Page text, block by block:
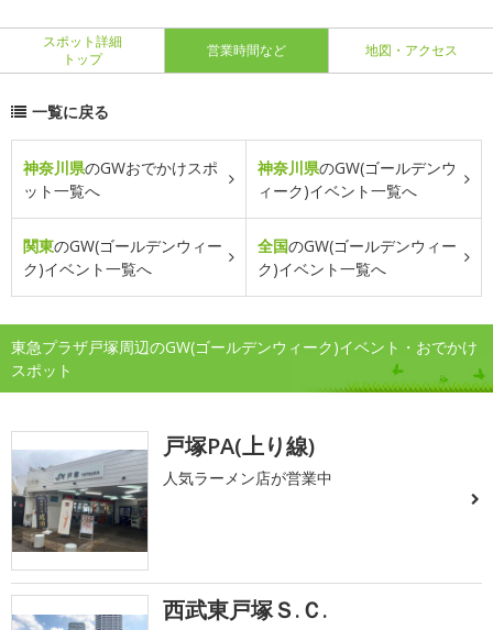
スポット詳細
トップ
営業時間など 地図・アクセス
一覧に戻る
神奈川県のGWおでかけスポ
ット一覧へ
神奈川県のGW(ゴールデンウ
ィーク)イベント一覧へ
関東のGW(ゴールデンウィー
ク)イベント一覧へ
全国のGW(ゴールデンウィー
ク)イベント一覧へ
東急プラザ戸塚周辺のGW(ゴールデンウィーク)イベント・おでかけ
スポット
戸塚PA(上り線)
人気ラーメン店が営業中
西武東戸塚Ｓ.Ｃ.